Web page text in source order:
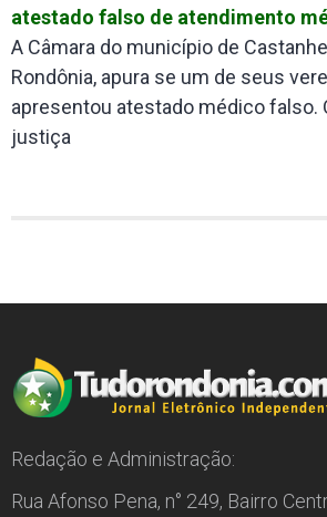
atestado falso de atendimento
A Câmara do município de
Rondônia, apura se um de seus
apresentou atestado médico falso.
justiça
Redação e Administração:
Rua Afonso Pena, n° 249, Bairro